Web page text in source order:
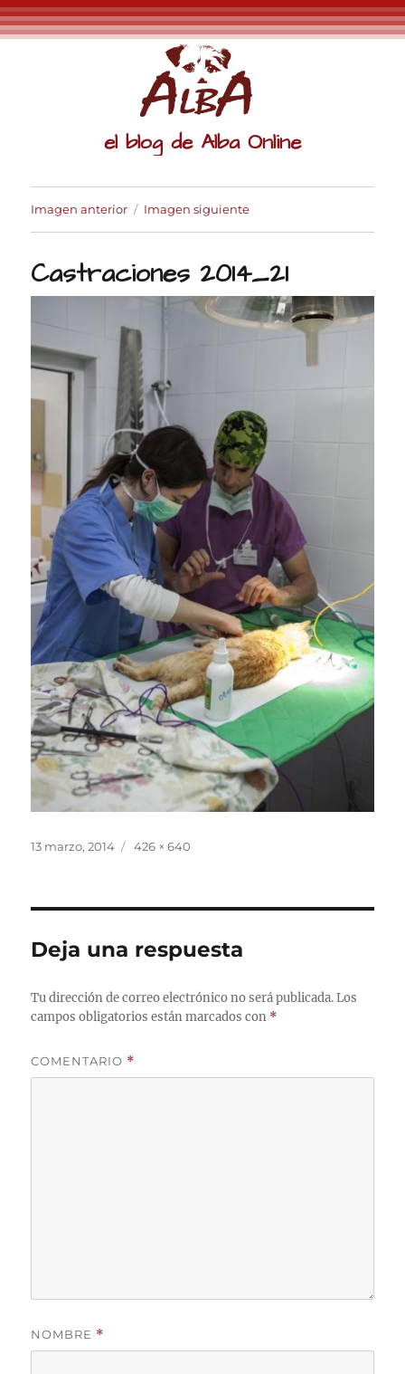
el blog de Alba Online
Imagen anterior Imagen siguiente
Castraciones 2014_21
Publicado
13 marzo, 2014
Tamaño
426 × 640
Deja una respuesta
Tu dirección de correo electrónico no será publicada. Los
campos obligatorios están marcados con *
COMENTARIO *
NOMBRE *